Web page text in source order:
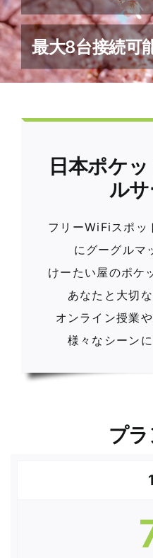
最大8台接続可
日本ポケ
ル
フリーWiFiスポッ
にグーグルマ
けーたい屋のポケ
あなたと大切
オンライン授業
様々なシーン
プ